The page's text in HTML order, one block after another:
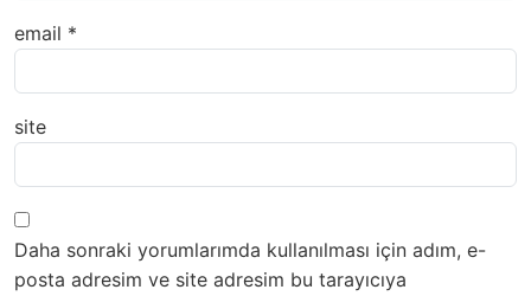
email *
site
Daha sonraki yorumlarımda kullanılması için adım, e-
posta adresim ve site adresim bu tarayıcıya